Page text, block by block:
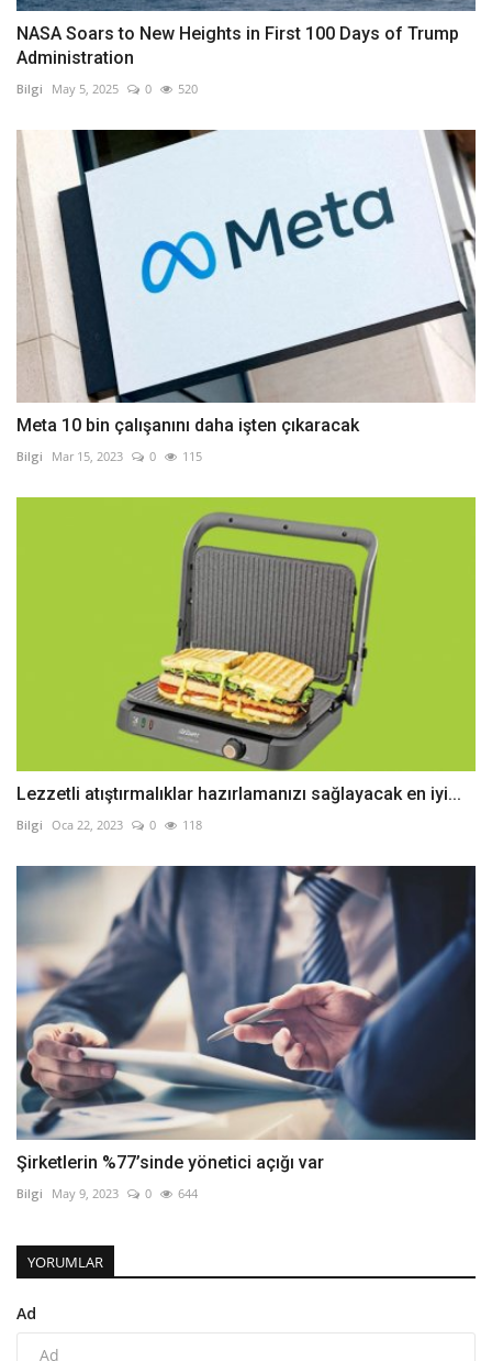
NASA Soars to New Heights in First 100 Days of Trump
Administration
Bilgi May 5, 2025 0 520
Meta 10 bin çalışanını daha işten çıkaracak
Bilgi Mar 15, 2023 0 115
Lezzetli atıştırmalıklar hazırlamanızı sağlayacak en iyi...
Bilgi Oca 22, 2023 0 118
Şirketlerin %77’sinde yönetici açığı var
Bilgi May 9, 2023 0 644
YORUMLAR
Ad